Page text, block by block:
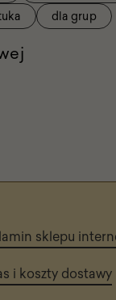
dla grup
sklepu
i koszty dostawy